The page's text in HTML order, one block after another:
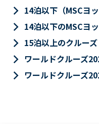
keyboard_arrow_right 14泊以下（MSCヨ
keyboard_arrow_right 14泊以下のMSCヨ
keyboard_arrow_right 15泊以上のクルーズ
keyboard_arrow_right ワールドクルーズ
keyboard_arrow_right ワールドクルーズ